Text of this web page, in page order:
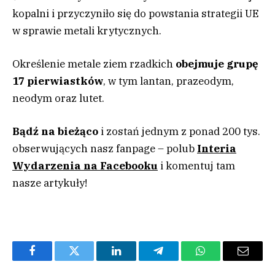
kopalni i przyczyniło się do powstania strategii UE
w sprawie metali krytycznych.
Określenie metale ziem rzadkich obejmuje grupę
17 pierwiastków, w tym lantan, prazeodym,
neodym oraz lutet.
Bądź na bieżąco i zostań jednym z ponad 200 tys.
obserwujących nasz fanpage – polub Interia
Wydarzenia na Facebooku i komentuj tam
nasze artykuły!
FacebookTwitter LinkedInTelegramWhatsAppEmail